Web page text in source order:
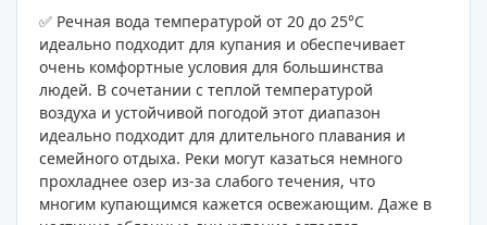
✅ Речная вода температурой от 20 до 25°C
идеально подходит для купания и обеспечивает
очень комфортные условия для большинства
людей. В сочетании с теплой температурой
воздуха и устойчивой погодой этот диапазон
идеально подходит для длительного плавания и
семейного отдыха. Реки могут казаться немного
прохладнее озер из-за слабого течения, что
многим купающимся кажется освежающим. Даже в